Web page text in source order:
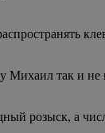
так и не
розыск, а